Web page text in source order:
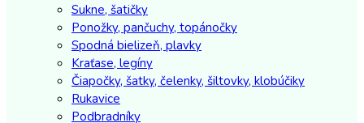
Sukne, šatičky
Ponožky, pančuchy, topánočky
Spodná bielizeň, plavky
Kraťase, legíny
Čiapočky, šatky, čelenky, šiltovky, klobúčiky
Rukavice
Podbradníky